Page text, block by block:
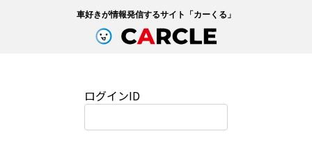
車好きが情報発信するサイト「カーくる 」
ログインID